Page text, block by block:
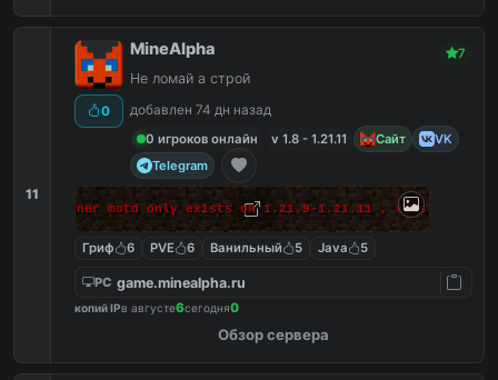
11
0
MineAlpha 7
Не ломай а строй
добавлен 74 дн назад
0 игроков онлайн
v 1.8 - 1.21.11 Сайт
VK
Telegram
banner motd only exists on 1.21.9-1.21.11 , this
Гриф 6 PVE 6 Ванильный 5 Java 5
PC game.minealpha.ru
копий IPв августе6сегодня0
Обзор сервера